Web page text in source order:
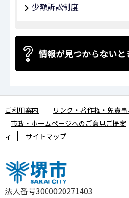
少額訴訟制度
情報が見つからないと
法人番号3000020271403
ご利用案内 リンク・著作権・免責
市政・ホームページへのご意見ご提案
ィ
サイトマップ